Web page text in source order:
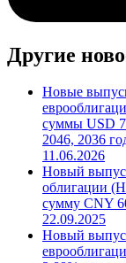
Другие
Новые
суммы USD
2046, 2036
11.06.2026
Новый
облигации
сумму CNY
22.09.2025
Новый